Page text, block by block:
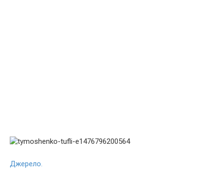
Джерело.